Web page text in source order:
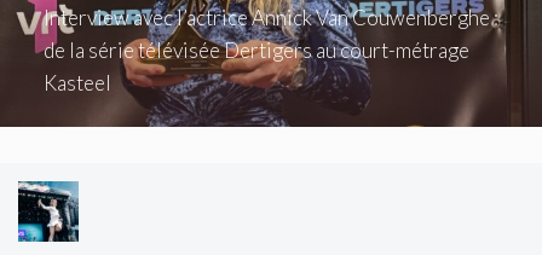
Interview avec l’actrice Annick Van Couwenberghe :
de la série télévisée Dertigers au court-métrage
Kasteel